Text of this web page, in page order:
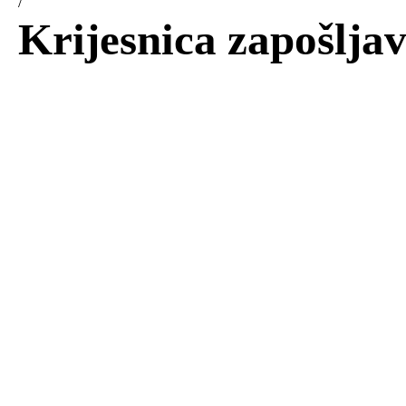
Krijesnica